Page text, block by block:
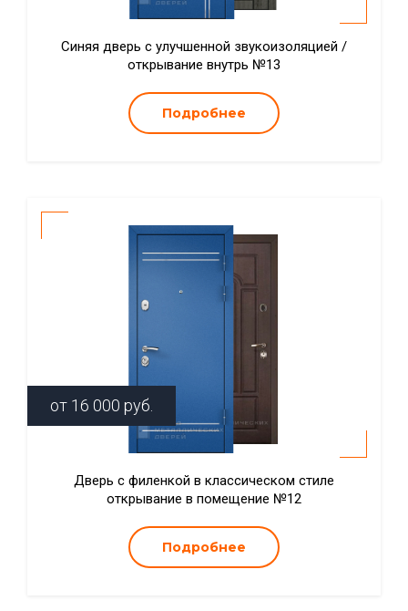
Синяя дверь с улучшенной звукоизоляцией /
открывание внутрь №13
Подробнее
от 16 000 руб.
Дверь с филенкой в классическом стиле
открывание в помещение №12
Подробнее